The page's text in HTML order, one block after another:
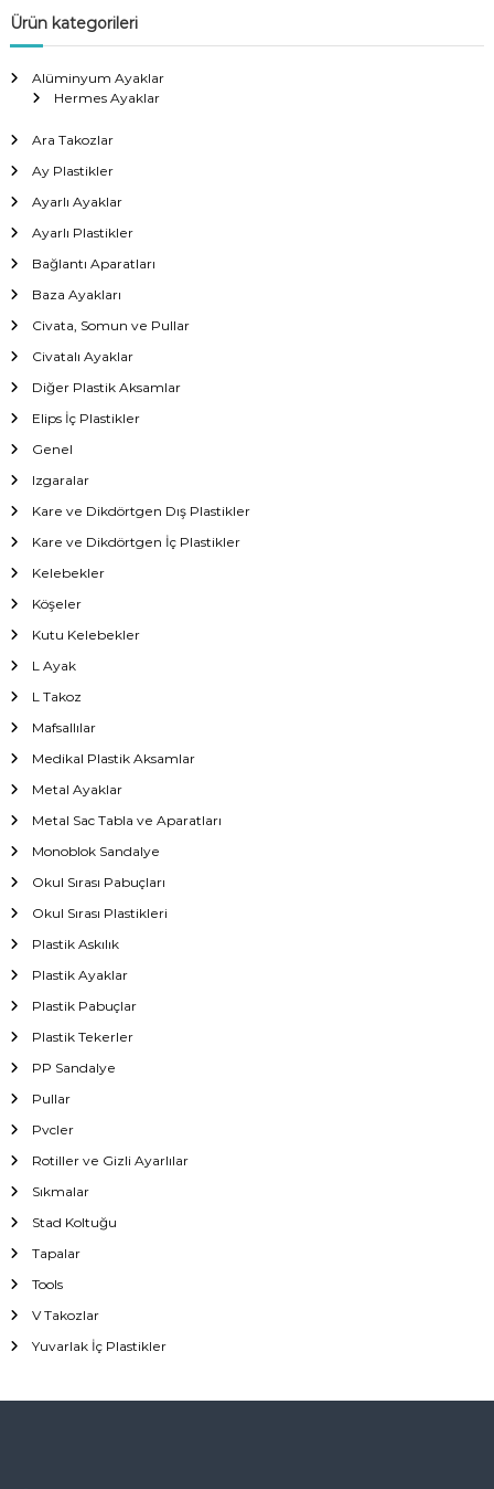
Ürün kategorileri
Alüminyum Ayaklar
Hermes Ayaklar
Ara Takozlar
Ay Plastikler
Ayarlı Ayaklar
Ayarlı Plastikler
Bağlantı Aparatları
Baza Ayakları
Civata, Somun ve Pullar
Civatalı Ayaklar
Diğer Plastik Aksamlar
Elips İç Plastikler
Genel
Izgaralar
Kare ve Dikdörtgen Dış Plastikler
Kare ve Dikdörtgen İç Plastikler
Kelebekler
Köşeler
Kutu Kelebekler
L Ayak
L Takoz
Mafsallılar
Medikal Plastik Aksamlar
Metal Ayaklar
Metal Sac Tabla ve Aparatları
Monoblok Sandalye
Okul Sırası Pabuçları
Okul Sırası Plastikleri
Plastik Askılık
Plastik Ayaklar
Plastik Pabuçlar
Plastik Tekerler
PP Sandalye
Pullar
Pvcler
Rotiller ve Gizli Ayarlılar
Sıkmalar
Stad Koltuğu
Tapalar
Tools
V Takozlar
Yuvarlak İç Plastikler